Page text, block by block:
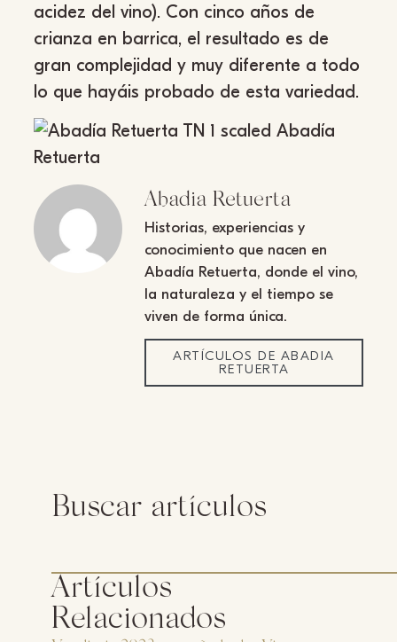
acidez del vino). Con cinco años de
crianza en barrica, el resultado es de
gran complejidad y muy diferente a todo
lo que hayáis probado de esta variedad.
Abadia Retuerta
Historias, experiencias y
conocimiento que nacen en
Abadía Retuerta, donde el vino,
la naturaleza y el tiempo se
viven de forma única.
ARTÍCULOS DE ABADIA
RETUERTA
Buscar artículos
Artículos
Relacionados